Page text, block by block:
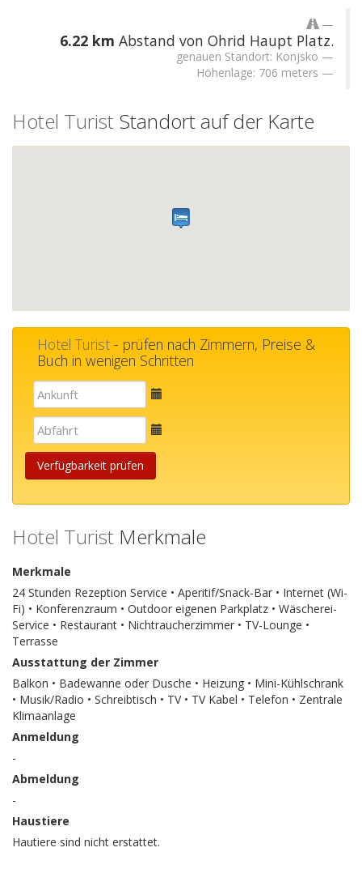
6.22 km Abstand von Ohrid Haupt Platz.
genauen Standort: Konjsko
Höhenlage: 706 meters
Hotel Turist Standort auf der Karte
Hotel Turist - prüfen nach Zimmern, Preise &
Buch in wenigen Schritten
E-
mail
E-
mail
Verfügbarkeit prüfen
Hotel Turist Merkmale
Merkmale
24 Stunden Rezeption Service • Aperitif/Snack-Bar • Internet (Wi-
Fi) • Konferenzraum • Outdoor eigenen Parkplatz • Wäscherei-
Service • Restaurant • Nichtraucherzimmer • TV-Lounge •
Terrasse
Ausstattung der Zimmer
Balkon • Badewanne oder Dusche • Heizung • Mini-Kühlschrank
• Musik/Radio • Schreibtisch • TV • TV Kabel • Telefon • Zentrale
Klimaanlage
Anmeldung
-
Abmeldung
-
Haustiere
Hautiere sind nicht erstattet.